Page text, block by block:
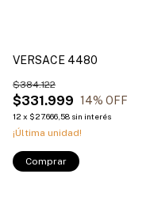
VERSACE 4480
$331.999
$384.122
14% OFF
12 x $27.666,58 sin interés
¡Última unidad!
Comprar